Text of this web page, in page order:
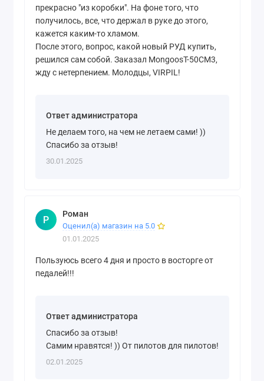
прекрасно "из коробки". На фоне того, что
получилось, все, что держал в руке до этого,
кажется каким-то хламом.
После этого, вопрос, какой новый РУД купить,
решился сам собой. Заказал MongoosT-50CM3,
жду с нетерпением. Молодцы, VIRPIL!
Ответ администратора
Не делаем того, на чем не летаем сами! ))
Спасибо за отзыв!
30.01.2025
Р Роман
Оценил(а) магазин на 5.0
01.01.2025
Пользуюсь всего 4 дня и просто в восторге от
педалей!!!
Ответ администратора
Спасибо за отзыв!
Самим нравятся! )) От пилотов для пилотов!
02.01.2025